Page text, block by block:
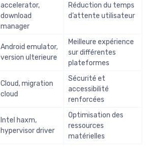
accelerator,
download
manager
Réduction du temps
d’attente utilisateur
Android emulator,
version ulterieure
Meilleure expérience
sur différentes
plateformes
Cloud, migration
cloud
Sécurité et
accessibilité
renforcées
Intel haxm,
hypervisor driver
Optimisation des
ressources
matérielles